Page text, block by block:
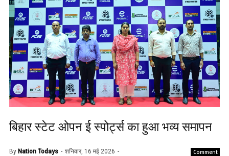
बिहार स्टेट ओपन ई स्पोर्ट्स का हुआ भव्य समापन
By Nation Todays शनिवार, 16 मई 2026 Comment